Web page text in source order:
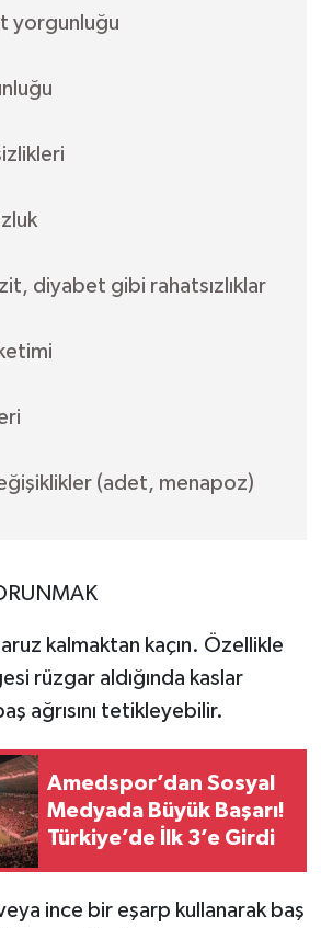
yorgunluğu
diyabet gibi rahatsızlıklar
(adet, menapoz)
kalmaktan kaçın. Özellikle
rüzgar aldığında kaslar
ağrısını tetikleyebilir.
Amedspor’dan Sosyal
Medyada Büyük Başarı!
Türkiye’de İlk 3’e Girdi
ince bir eşarp kullanarak baş